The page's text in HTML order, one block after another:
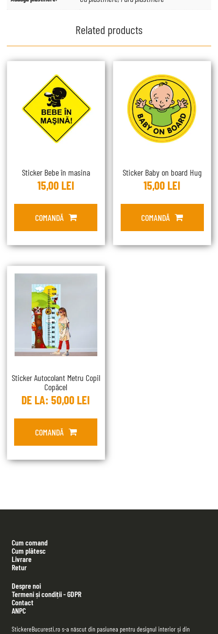
Related products
Sticker Bebe în masina
15,00 LEI
COMANDĂ
Sticker Baby on board Hug
15,00 LEI
COMANDĂ
Sticker Autocolant Metru Copil
Copăcel
DE LA:50,00 LEI
COMANDĂ
Cum comand
Cum plătesc
Livrare
Retur
Despre noi
Termeni și condiții - GDPR
Contact
ANPC
StickereBucuresti.ro s-a născut din pasiunea pentru designul interior și din